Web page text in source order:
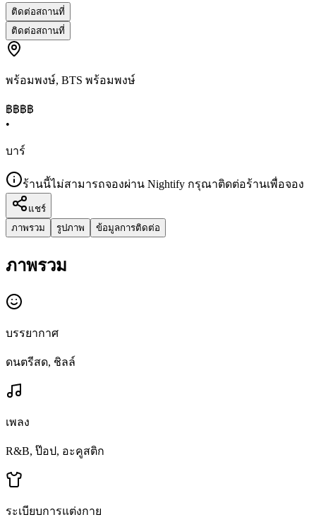
ติดต่อสถานที่
ติดต่อสถานที่
พร้อมพงษ์, BTS พร้อมพงษ์
฿฿฿฿
•
บาร์
ร้านนี้ไม่สามารถจองผ่าน Nightify กรุณาติดต่อร้านเพื่อจอง
แชร์
ภาพรวม
รูปภาพ ข้อมูลการติดต่อ
ภาพรวม
บรรยากาศ
ดนตรีสด, ชิลล์
เพลง
R&B, ป๊อป, อะคูสติก
ระเบียบการแต่งกาย